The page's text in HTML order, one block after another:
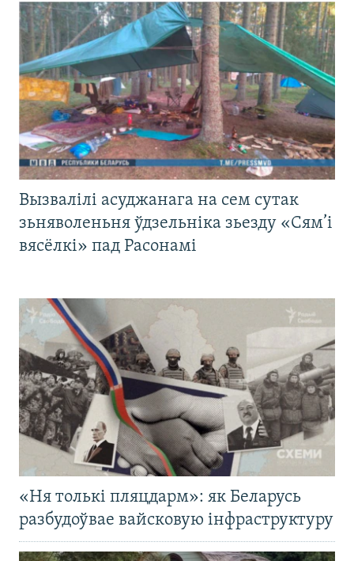
Вызвалілі асуджанага на сем сутак
зьняволеньня ўдзельніка зьезду «Сям’і
вясёлкі» пад Расонамі
«Ня толькі пляцдарм»: як Беларусь
разбудоўвае вайсковую інфраструктуру